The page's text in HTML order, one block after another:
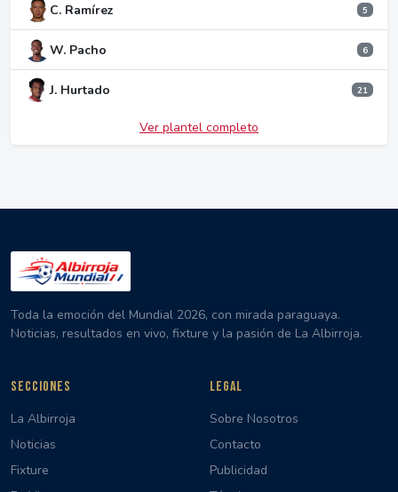
C. Ramírez 5
W. Pacho 6
J. Hurtado 21
Ver plantel completo
Toda la emoción del Mundial 2026, con mirada paraguaya.
Noticias, resultados en vivo, fixture y la pasión de La Albirroja.
SECCIONES
La Albirroja
Noticias
Fixture
LEGAL
Sobre Nosotros
Contacto
Publicidad